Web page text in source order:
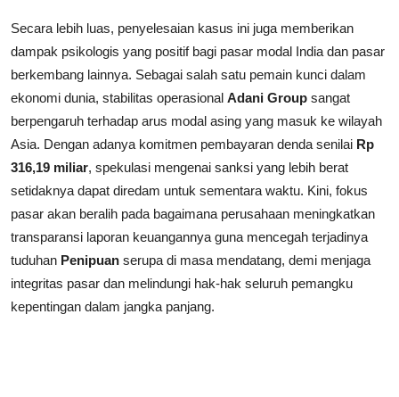
Secara lebih luas, penyelesaian kasus ini juga memberikan
dampak psikologis yang positif bagi pasar modal India dan pasar
berkembang lainnya. Sebagai salah satu pemain kunci dalam
ekonomi dunia, stabilitas operasional Adani Group sangat
berpengaruh terhadap arus modal asing yang masuk ke wilayah
Asia. Dengan adanya komitmen pembayaran denda senilai Rp
316,19 miliar, spekulasi mengenai sanksi yang lebih berat
setidaknya dapat diredam untuk sementara waktu. Kini, fokus
pasar akan beralih pada bagaimana perusahaan meningkatkan
transparansi laporan keuangannya guna mencegah terjadinya
tuduhan Penipuan serupa di masa mendatang, demi menjaga
integritas pasar dan melindungi hak-hak seluruh pemangku
kepentingan dalam jangka panjang.